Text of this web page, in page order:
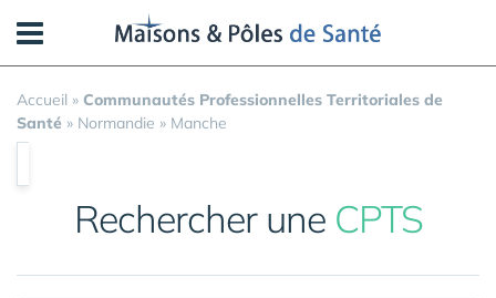
Accueil » Communautés Professionnelles Territoriales de
Santé » Normandie » Manche
Rechercher une CPTS
Panneau de gestion des cookies